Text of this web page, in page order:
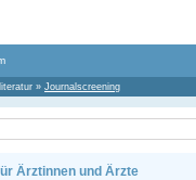
» Journalscreening
Ärztinnen und Ärzte